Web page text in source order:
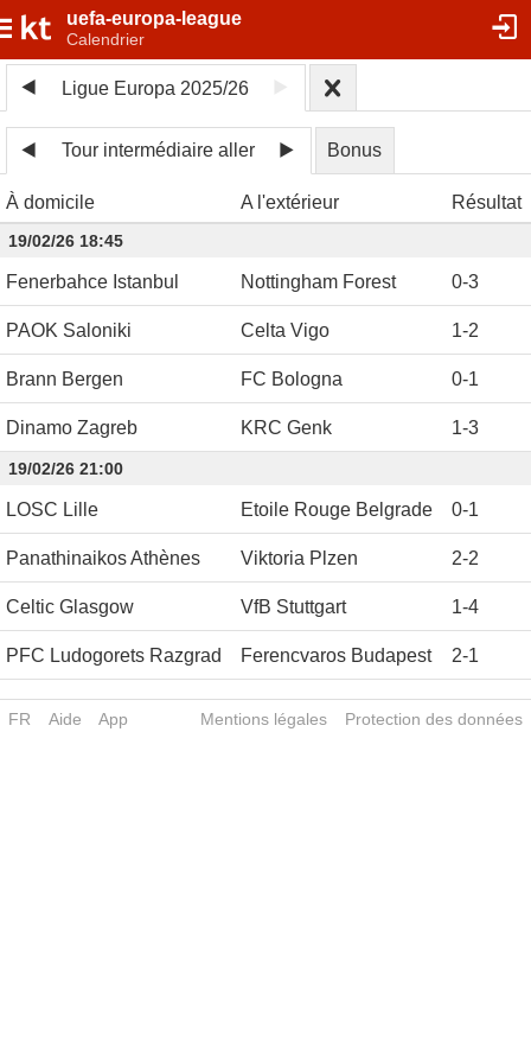
uefa-europa-league
Calendrier
Ligue Europa 2025/26
Tour intermédiaire aller Bonus
À domicile A l'extérieur Résultat
19/02/26 18:45
Fenerbahce Istanbul Nottingham Forest 0-3
PAOK Saloniki Celta Vigo 1-2
Brann Bergen FC Bologna 0-1
Dinamo Zagreb KRC Genk 1-3
19/02/26 21:00
LOSC Lille Etoile Rouge Belgrade 0-1
Panathinaikos Athènes Viktoria Plzen 2-2
Celtic Glasgow VfB Stuttgart 1-4
PFC Ludogorets Razgrad Ferencvaros Budapest 2-1
FR Aide App Mentions légales Protection des données